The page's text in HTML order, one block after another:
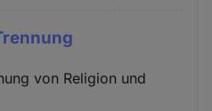
von Religion und